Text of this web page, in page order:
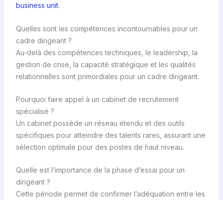
business unit.
Quelles sont les compétences incontournables pour un
cadre dirigeant ?
Au-delà des compétences techniques, le leadership, la
gestion de crise, la capacité stratégique et les qualités
relationnelles sont primordiales pour un cadre dirigeant.
Pourquoi faire appel à un cabinet de recrutement
spécialisé ?
Un cabinet possède un réseau étendu et des outils
spécifiques pour atteindre des talents rares, assurant une
sélection optimale pour des postes de haut niveau.
Quelle est l’importance de la phase d’essai pour un
dirigeant ?
Cette période permet de confirmer l’adéquation entre les